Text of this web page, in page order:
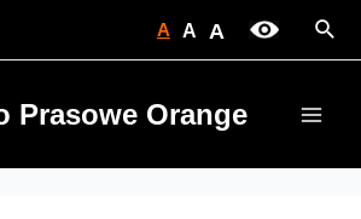
A A A
Prasowe Orange